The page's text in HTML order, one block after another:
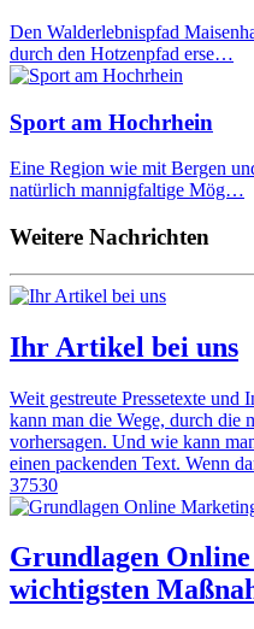
Den Walderlebnispfad
durch den Hotzenpfad erse…
Sport am Hochrhein
Eine Region wie mit Bergen
natürlich mannigfaltige Mög…
Weitere Nachrichten
Ihr Artikel bei uns
Weit gestreute Pressetexte
kann man die Wege, durch die
vorhersagen. Und wie kann
einen packenden Text. Wenn
37530
Grundlagen
wichtigsten